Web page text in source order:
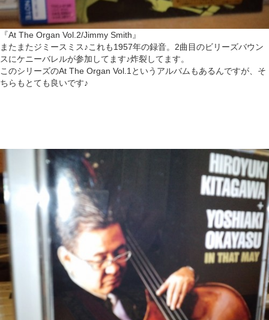
『At The Organ Vol.2/Jimmy Smith』
またまたジミースミス♪これも1957年の録音。2曲目のビリーズバウン
スにケニーバレルが参加してます♪炸裂してます。
このシリーズのAt The Organ Vol.1というアルバムもあるんですが、そ
ちらもとても良いです♪